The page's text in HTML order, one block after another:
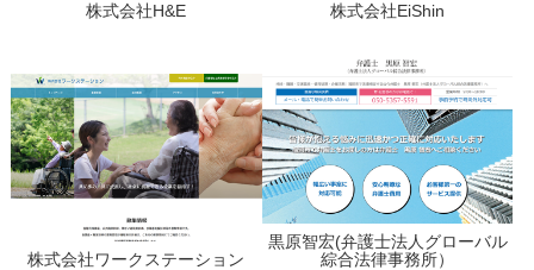
株式会社H&E 株式会社EiShin
株式会社ワークステーション
黒原智宏(弁護士法人グローバル
綜合法律事務所）